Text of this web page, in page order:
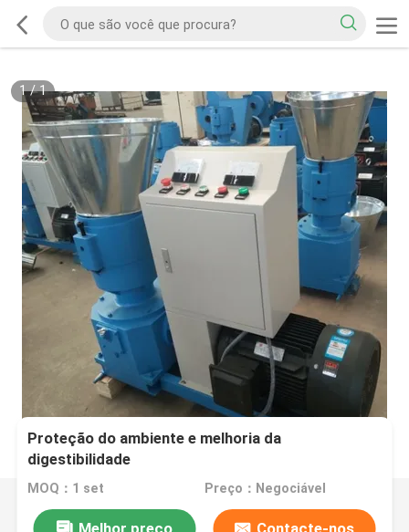
1/1
Proteção do ambiente e melhoria da
digestibilidade
MOQ：1 set Preço：Negociável
Melhor preço Contacte-nos